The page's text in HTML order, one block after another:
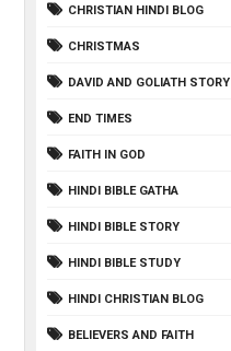
CHRISTIAN HINDI BLOG
CHRISTMAS
DAVID AND GOLIATH STORY
END TIMES
FAITH IN GOD
HINDI BIBLE GATHA
HINDI BIBLE STORY
HINDI BIBLE STUDY
HINDI CHRISTIAN BLOG
BELIEVERS AND FAITH